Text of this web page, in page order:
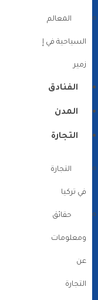
المعالم
السياحية في إ
زمير
الفنادق
المدن
التجارة
التجارة
في تركيا
حقائق
ومعلومات
عن
التجارة